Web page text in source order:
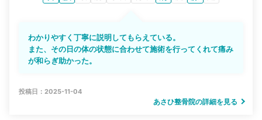
わかりやすく丁寧に説明してもらえている。
また、その日の体の状態に合わせて施術を行ってくれて痛み
が和らぎ助かった。
投稿日：2025-11-04
あさひ整骨院の詳細を見る